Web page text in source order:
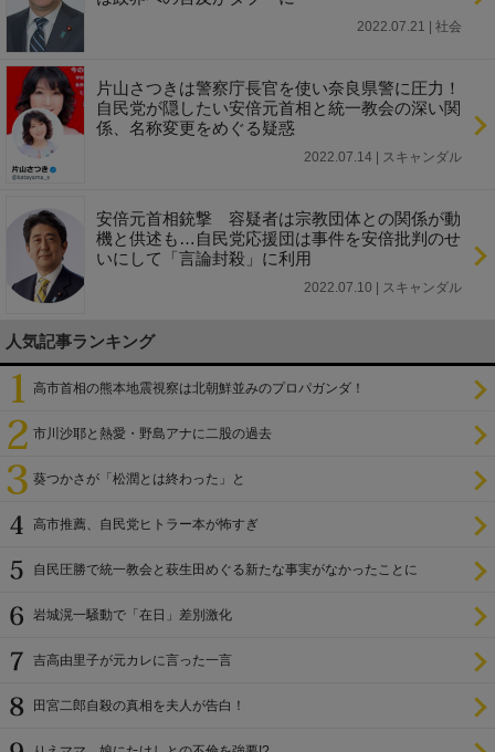
2022.07.21 | 社会
片山さつきは警察庁長官を使い奈良県警に圧力！
自民党が隠したい安倍元首相と統一教会の深い関
係、名称変更をめぐる疑惑
2022.07.14 | スキャンダル
安倍元首相銃撃 容疑者は宗教団体との関係が動
機と供述も…自民党応援団は事件を安倍批判のせ
いにして「言論封殺」に利用
2022.07.10 | スキャンダル
人気記事ランキング
高市首相の熊本地震視察は北朝鮮並みのプロパガンダ！
市川沙耶と熱愛・野島アナに二股の過去
葵つかさが「松潤とは終わった」と
高市推薦、自民党ヒトラー本が怖すぎ
自民圧勝で統一教会と萩生田めぐる新たな事実がなかったことに
岩城滉一騒動で「在日」差別激化
吉高由里子が元カレに言った一言
田宮二郎自殺の真相を夫人が告白！